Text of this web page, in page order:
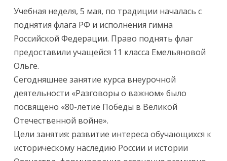
Учебная неделя, 5 мая, по традиции началась с
поднятия флага РФ и исполнения гимна
Российской Федерации. Право поднять флаг
предоставили учащейся 11 класса Емельяновой
Ольге.
Сегодняшнее занятие курса внеурочной
деятельности «Разговоры о важном» было
посвящено «80-летие Победы в Великой
Отечественной войне».
Цели занятия: развитие интереса обучающихся к
историческому наследию России и истории